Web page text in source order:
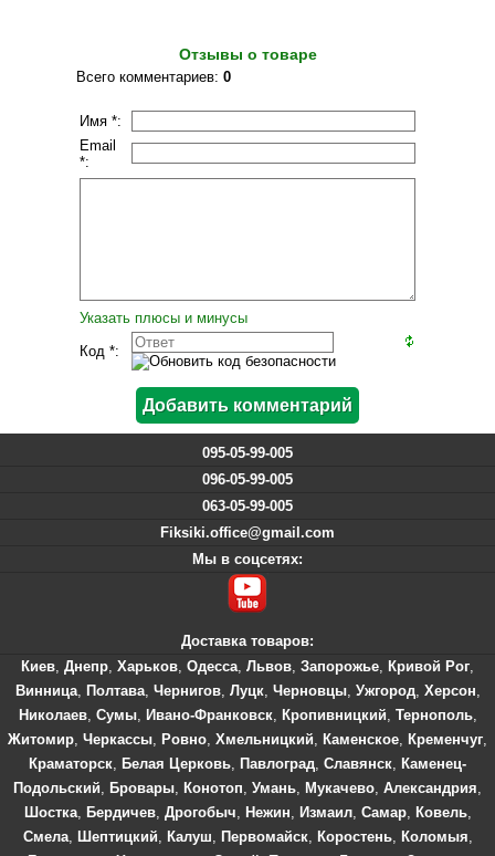
Отзывы о товаре
Всего комментариев: 0
Имя *:
Email
*:
Указать плюсы и минусы
Код *:
095-05-99-005
096-05-99-005
063-05-99-005
Fiksiki.office@gmail.com
Мы в соцсетях:
Доставка товаров:
Киев, Днепр, Харьков, Одесса, Львов, Запорожье, Кривой Рог,
Винница, Полтава, Чернигов, Луцк, Черновцы, Ужгород, Херсон,
Николаев, Сумы, Ивано-Франковск, Кропивницкий, Тернополь,
Житомир, Черкассы, Ровно, Хмельницкий, Каменское, Кременчуг,
Краматорск, Белая Церковь, Павлоград, Славянск, Каменец-
Подольский, Бровары, Конотоп, Умань, Мукачево, Александрия,
Шостка, Бердичев, Дрогобыч, Нежин, Измаил, Самар, Ковель,
Смела, Шептицкий, Калуш, Первомайск, Коростень, Коломыя,